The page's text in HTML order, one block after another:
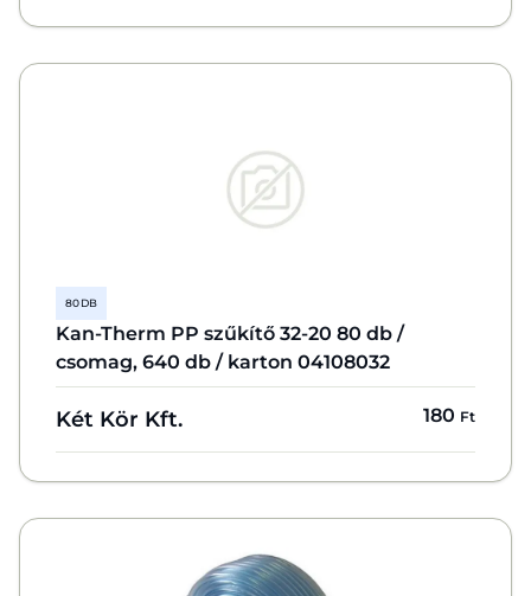
80 DB
Kan-Therm PP szűkítő 32-20 80 db /
csomag, 640 db / karton 04108032
Két Kör Kft. 180 Ft